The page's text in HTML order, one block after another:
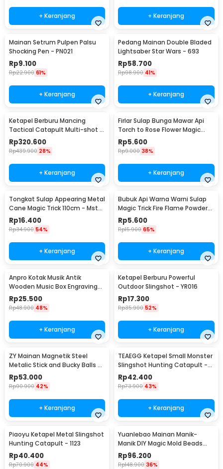
+ Keranjang + Keranjang
Mainan Setrum Pulpen Palsu
Shocking Pen - PN021
Rp9.100
Rp22.900 61%
+ Keranjang
Pedang Mainan Double Bladed
Lightsaber Star Wars - 693
Rp58.700
Rp98.900 41%
+ Keranjang
Ketapel Berburu Mancing
Tactical Catapult Multi-shot -
KMSS
Rp320.600
Rp439.900 28%
+ Keranjang
Firlar Sulap Bunga Mawar Api
Torch to Rose Flower Magic
Trick - 82120
Rp5.600
Rp9.000 38%
+ Keranjang
Tongkat Sulap Appearing Metal
Cane Magic Trick 110cm - Mstk-
002
Rp16.400
Rp34.900 54%
+ Keranjang
Bubuk Api Warna Warni Sulap
Magic Trick Fire Flame Powder
15g - YY064
Rp5.600
Rp15.900 65%
+ Keranjang
Anpro Kotak Musik Antik
Wooden Music Box Engraving
Harry Potter - ADQ0194
Rp25.500
Rp48.900 48%
+ Keranjang
Ketapel Berburu Powerful
Outdoor Slingshot - YR016
Rp17.300
Rp35.900 52%
+ Keranjang
ZY Mainan Magnetik Steel
Metalic Stick and Bucky Balls -
005
Rp53.000
Rp90.900 42%
+ Keranjang
TEAEGG Ketapel Small Monster
Slingshot Hunting Catapult -
JH8171
Rp42.400
Rp73.900 43%
+ Keranjang
Piaoyu Ketapel Metal Slingshot
Hunting Catapult - 1123
Rp40.400
Rp70.900 44%
Yuanlebao Mainan Manik-
Manik DIY Magic Mold Beads
Puzzle 6000PCS - YL003
Rp96.200
Rp148.900 36%